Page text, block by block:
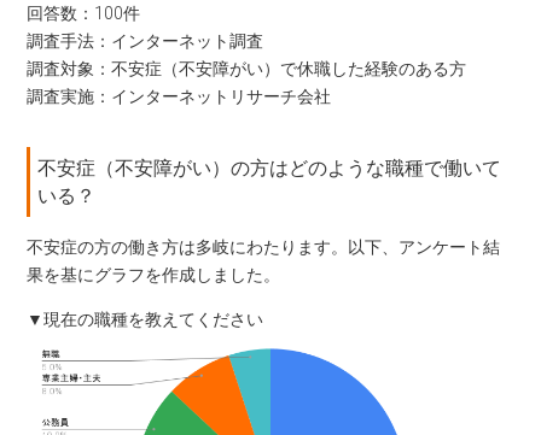
回答数：100件
調査手法：インターネット調査
調査対象：不安症（不安障がい）で休職した経験のある方
調査実施：インターネットリサーチ会社
不安症（不安障がい）の方はどのような職種で働いて
いる？
不安症の方の働き方は多岐にわたります。以下、アンケート結
果を基にグラフを作成しました。
▼現在の職種を教えてください